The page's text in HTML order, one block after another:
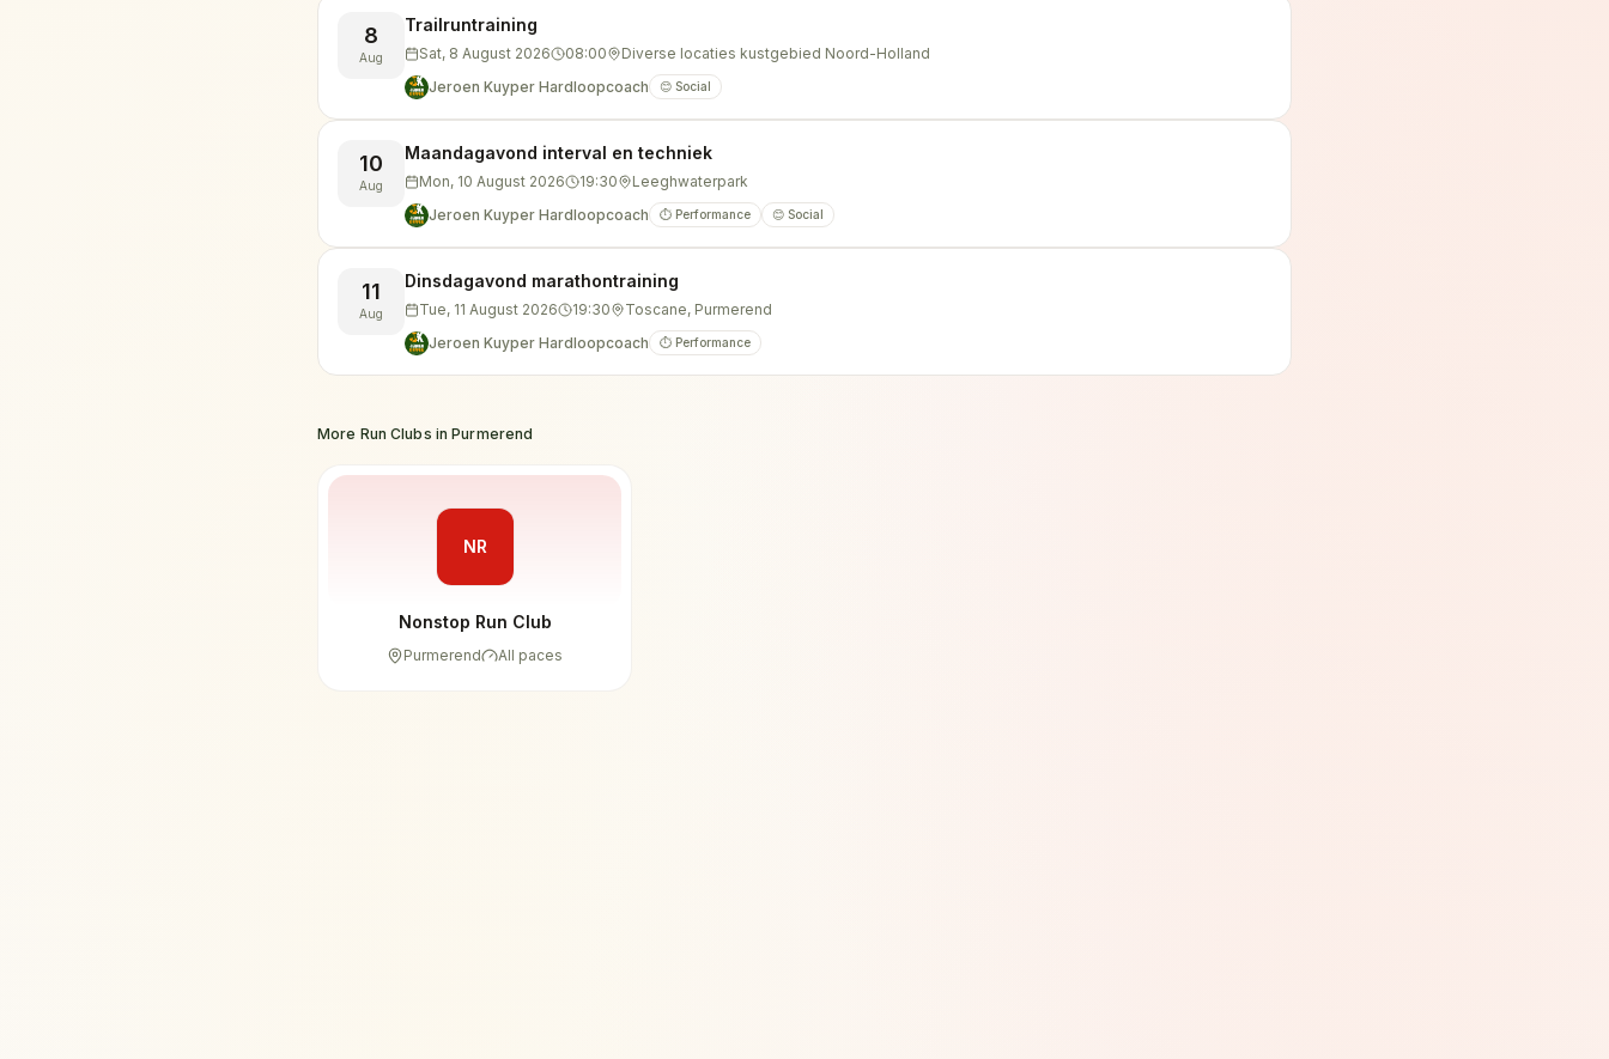
8
Aug
Trailruntraining
Sat, 8 August 2026 08:00
Diverse locaties kustgebied Noord-Holland
Jeroen Kuyper Hardloopcoach
😊 Social
10
Aug
Maandagavond interval en techniek
Mon, 10 August 2026 19:30
Leeghwaterpark
Jeroen Kuyper Hardloopcoach
⏱️ Performance 😊 Social
11
Aug
Dinsdagavond marathontraining
Tue, 11 August 2026 19:30
Toscane, Purmerend
Jeroen Kuyper Hardloopcoach
⏱️ Performance
More Run Clubs inPurmerend
NR
Nonstop Run Club
Purmerend All paces